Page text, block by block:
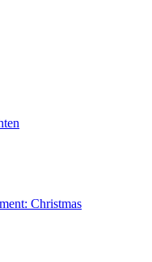
Christmas